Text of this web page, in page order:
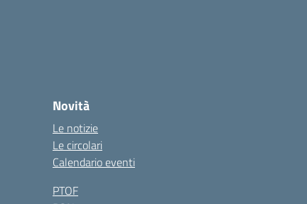
Novità
Le notizie
Le circolari
Calendario eventi
PTOF